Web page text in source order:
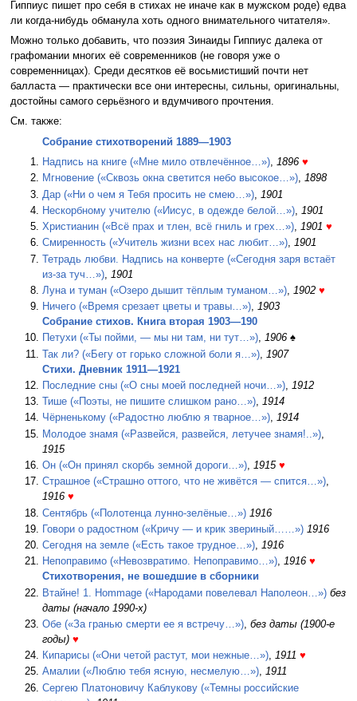
Гиппиус пишет про себя в стихах не иначе как в мужском роде) едва
ли когда-нибудь обманула хоть одного внимательного читателя».
Можно только добавить, что поэзия Зинаиды Гиппиус далека от
графомании многих её современников (не говоря уже о
современницах). Среди десятков её восьмистиший почти нет
балласта — практически все они интересны, сильны, оригинальны,
достойны самого серьёзного и вдумчивого прочтения.
См. также:
Собрание стихотворений 1889—1903
Надпись на книге («Мне мило отвлечённое…»),1896 ♥
Мгновение («Сквозь окна светится небо высокое…»),1898
Дар («Ни о чем я Тебя просить не смею…»)
1901
Нескорбному учителю («Иисус, в одежде белой…»)
1901
Христианин («Всё прах и тлен, всё гниль и грех…»),1901 ♥
Смиренность («Учитель жизни всех нас любит…»),1901
Тетрадь любви. Надпись на конверте («Сегодня заря встаёт
из-за туч…»)
1901
Луна и туман («Озеро дышит тёплым туманом…»),1902 ♥
Ничего («Время срезает цветы и травы…»),1903
Собрание стихов. Книга вторая 1903—190
Петухи («Ты пойми, — мы ни там, ни тут…»),1906 ♠
Так ли? («Бегу от горько сложной боли я…»)
1907
Стихи. Дневник 1911—1921
Последние сны («О сны моей последней ночи…»),1912
Тише («Поэты, не пишите слишком рано…»),1914
Чёрненькому («Радостно люблю я тварное…»),1914
Молодое знамя («Развейся, развейся, летучее знамя!..»)
1915
Он («Он принял скорбь земной дороги…»),1915 ♥
Страшное («Страшно оттого, что не живётся — спится…»),
1916 ♥
Сентябрь («Полотенца лунно-зелёные…») 1916
Говори о радостном («Кричу — и крик звериный……») 1916
Сегодня на земле («Есть такое трудное…»),1916
Непоправимо («Невозвратимо. Непоправимо…»),1916 ♥
Стихотворения, не вошедшие в сборники
Втайне! 1. Hommage («Народами повелевал Наполеон…») без
даты (начало 1990-х)
Обе («За гранью смерти ее я встречу…»),без даты (1900-е
годы) ♥
Кипарисы («Они четой растут, мои нежные…»),1911 ♥
Амалии («Люблю тебя ясную, несмелую…»),1911
Сергею Платоновичу Каблукову («Темны российские